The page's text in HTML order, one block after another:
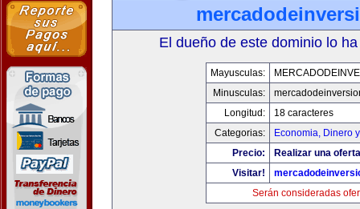
El dueño de este dominio lo
Mayusculas:
Minusculas:
Longitud:
18 caracteres
Categorias:
Economia, Dinero
Precio:
Realizar una
Visitar!
Serán consideradas